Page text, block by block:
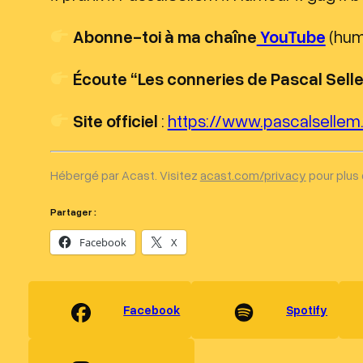
Abonne-toi à ma chaîneYouTube
Écoute “Les conneries de Pascal
Site officiel : https://
Hébergé par Acast. Visitez acast.com/privacy pour plus
Partager :
Facebook X
Facebook Spotify